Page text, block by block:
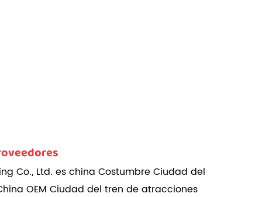
Co., Ltd. es china Costumbre Ciudad del
OEM Ciudad del tren de atracciones